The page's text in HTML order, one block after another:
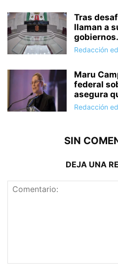
Tras
llaman a
Redacción
Maru
federal
asegura
Redacción
SIN
DEJA UNA